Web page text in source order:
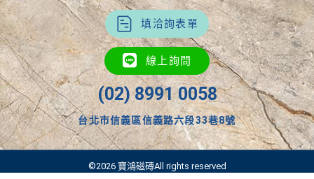
填洽詢表單
線上詢問
(02) 8991 0058
台北市信義區信義路六段33巷8號
©2026 寶鴻磁磚All rights reserved